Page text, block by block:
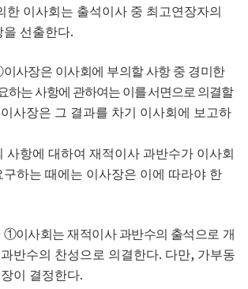
한 이사회는 출석이사 중 최고연장자의
을 선출한다.
이사장은 이사회에 부의할 사항 중 경미한
하는 사항에 관하여는 이를 서면으로 의결할
이사장은 그 결과를 차기 이사회에 보고하
사항에 대하여 재적이사 과반수가 이사회
구하는 때에는 이사장은 이에 따라야 한
①이사회는 재적이사 과반수의 출석으로 개
반수의 찬성으로 의결한다. 다만, 가부동
이 결정한다.